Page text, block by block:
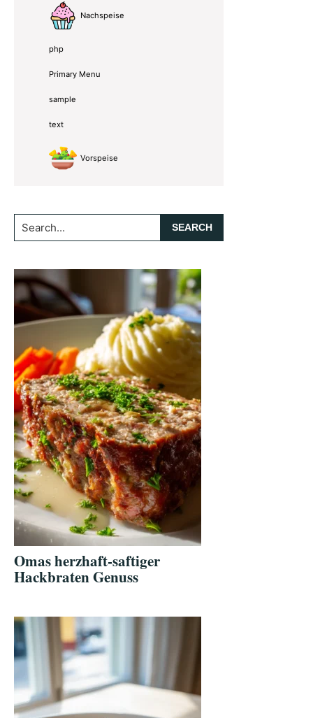
Nachspeise
php
Primary Menu
sample
text
Vorspeise
Search...
Omas herzhaft-saftiger
Hackbraten Genuss